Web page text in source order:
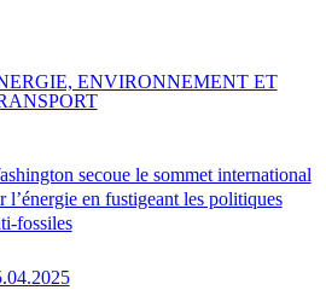
secoue le sommet international
l’énergie en fustigeant les politiques
fossiles
ENVIRONNEMENT ET